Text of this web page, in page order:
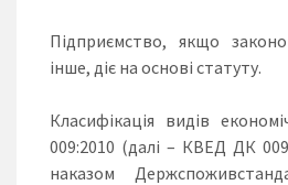
Підприємство, якщо
інше, діє на основі статуту.
Класифікація видів
009:2010 (далі – КВЕД ДК
наказом